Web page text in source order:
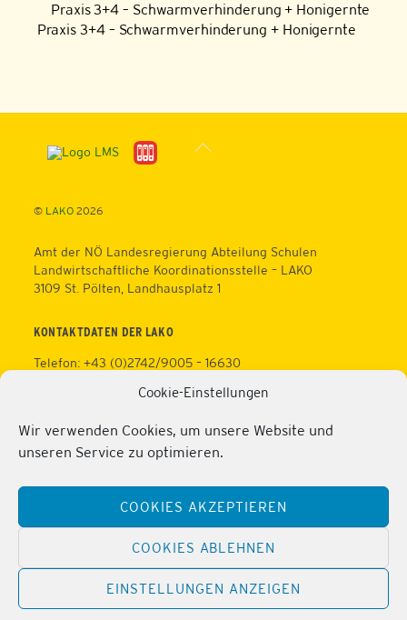
Cookie-Einstellungen
Wir verwenden Cookies, um unsere Website und
unseren Service zu optimieren.
COOKIES AKZEPTIEREN
COOKIES ABLEHNEN
EINSTELLUNGEN ANZEIGEN
Praxis 3+4 – Schwarmverhinderung + Honigernte
Praxis 3+4 – Schwarmverhinderung + Honigernte
Back
© LAKO2026
Amt der NÖ Landesregierung Abteilung Schulen
Landwirtschaftliche Koordinationsstelle – LAKO
3109 St. Pölten, Landhausplatz 1
KONTAKTDATEN DER LAKO
Telefon: +43 (0)2742/9005 – 16630
https://lako.at
Datenschutz
Impressum
Telefon: +43 (0)2286/2202
Mobil: +43 (0)676/81213100
https://lako.at/lako-service/personalvertretung/